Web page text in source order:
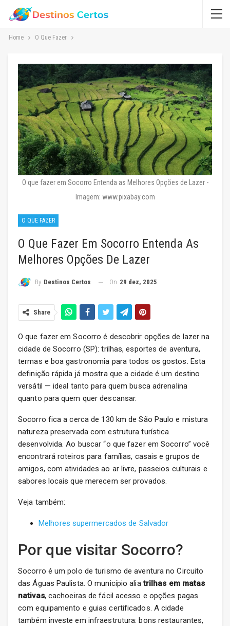
Home O Que Fazer
O que fazer em Socorro Entenda as Melhores Opções de Lazer -
Imagem: www.pixabay.com
O QUE FAZER
O Que Fazer Em Socorro Entenda As
Melhores Opções De Lazer
By Destinos Certos On 29 dez, 2025
Share
O que fazer em Socorro é descobrir opções de lazer na
cidade de Socorro (SP): trilhas, esportes de aventura,
termas e boa gastronomia para todos os gostos. Esta
definição rápida já mostra que a cidade é um destino
versátil — ideal tanto para quem busca adrenalina
quanto para quem quer descansar.
Socorro fica a cerca de 130 km de São Paulo e mistura
natureza preservada com estrutura turística
desenvolvida. Ao buscar “o que fazer em Socorro” você
encontrará roteiros para famílias, casais e grupos de
amigos, com atividades ao ar livre, passeios culturais e
sabores locais que merecem ser provados.
Veja também:
Melhores supermercados de Salvador
Por que visitar Socorro?
Socorro é um polo de turismo de aventura no Circuito
das Águas Paulista. O município aliatrilhas em matas
nativas, cachoeiras de fácil acesso e opções pagas
com equipamento e guias certificados. A cidade
também investe em infraestrutura: bons restaurantes,